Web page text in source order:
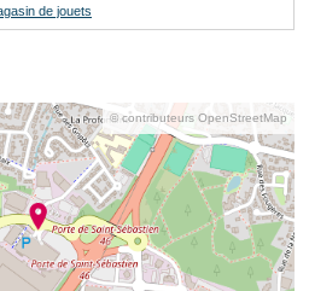
de jouets
© contributeurs OpenStreetMap